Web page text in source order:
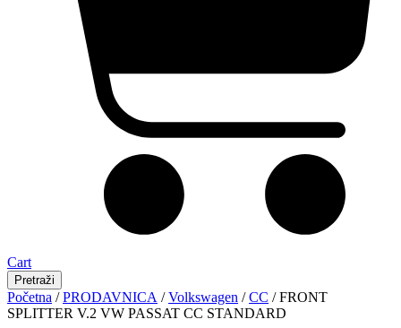
Cart
Pretraži
Početna /PRODAVNICA /Volkswagen /CC / FRONT
SPLITTER V.2 VW PASSAT CC STANDARD